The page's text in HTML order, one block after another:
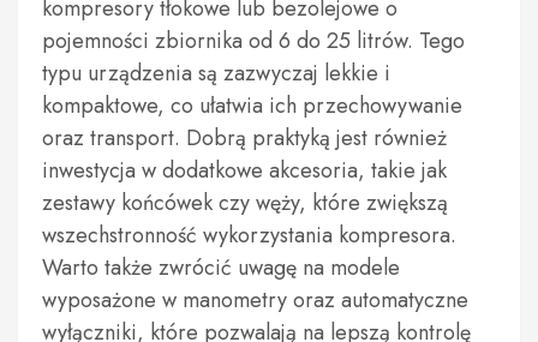
kompresory tłokowe lub bezolejowe o
pojemności zbiornika od 6 do 25 litrów. Tego
typu urządzenia są zazwyczaj lekkie i
kompaktowe, co ułatwia ich przechowywanie
oraz transport. Dobrą praktyką jest również
inwestycja w dodatkowe akcesoria, takie jak
zestawy końcówek czy węży, które zwiększą
wszechstronność wykorzystania kompresora.
Warto także zwrócić uwagę na modele
wyposażone w manometry oraz automatyczne
wyłączniki, które pozwalają na lepszą kontrolę